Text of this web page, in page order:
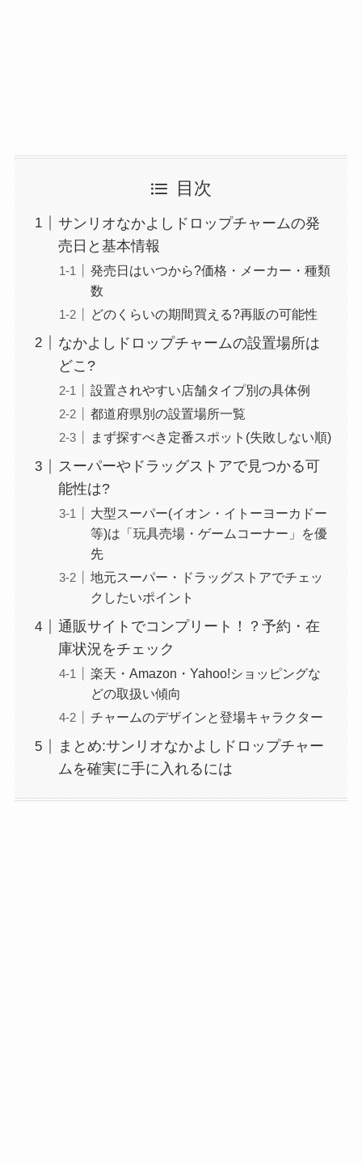
目次
サンリオなかよしドロップチャームの発
売日と基本情報
発売日はいつから?価格・メーカー・種類
数
どのくらいの期間買える?再販の可能性
なかよしドロップチャームの設置場所は
どこ?
設置されやすい店舗タイプ別の具体例
都道府県別の設置場所一覧
まず探すべき定番スポット(失敗しない順)
スーパーやドラッグストアで見つかる可
能性は?
大型スーパー(イオン・イトーヨーカドー
等)は「玩具売場・ゲームコーナー」を優
先
地元スーパー・ドラッグストアでチェッ
クしたいポイント
通販サイトでコンプリート！？予約・在
庫状況をチェック
楽天・Amazon・Yahoo!ショッピングな
どの取扱い傾向
チャームのデザインと登場キャラクター
まとめ:サンリオなかよしドロップチャー
ムを確実に手に入れるには